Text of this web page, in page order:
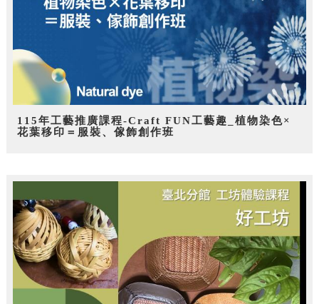
115年工藝推廣課程-Craft FUN工藝趣_植物染色×
花葉移印＝服裝、傢飾創作班